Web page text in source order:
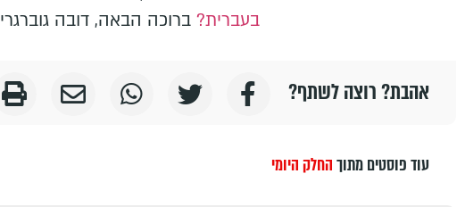
בעברית?ברוכה הבאה, דובה
אהבת? רוצה לשתף?
עוד פוסטים מתוךהחלק היומי